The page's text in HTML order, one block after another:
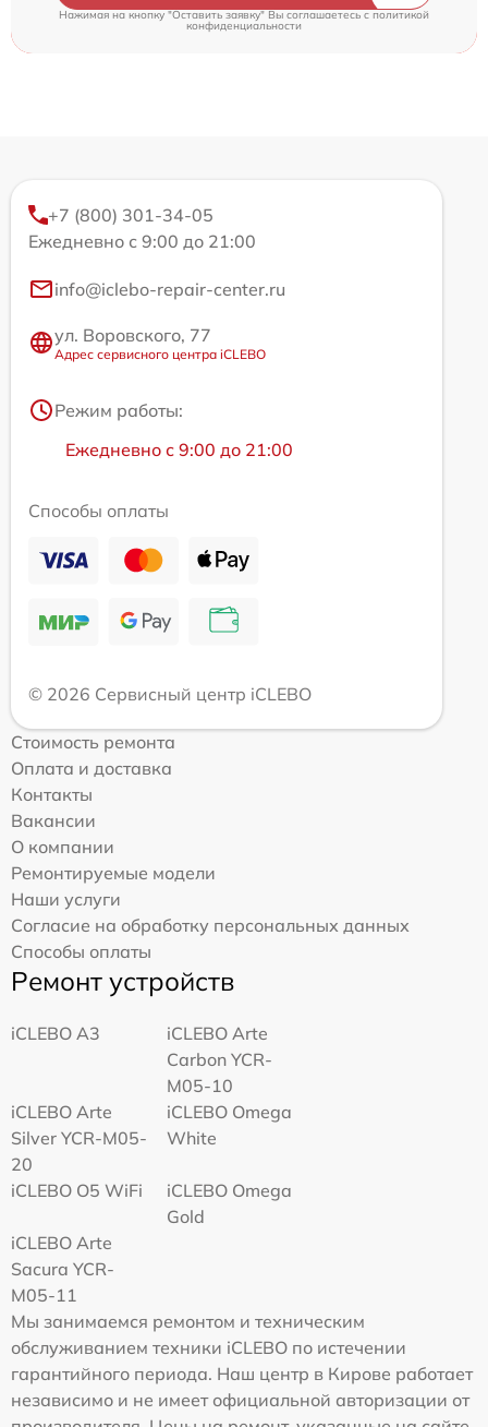
Нажимая на кнопку "Оставить заявку" Вы соглашаетесь cполитикой
конфиденциальности
+7 (800) 301-34-05
Ежедневно с 9:00 до 21:00
info@iclebo-repair-center.ru
ул. Воровского, 77
Адрес сервисного центра iCLEBO
Режим работы:
Ежедневно с 9:00 до 21:00
Способы оплаты
© 2026 Сервисный центр iCLEBO
Стоимость ремонта
Оплата и доставка
Контакты
Вакансии
О компании
Ремонтируемые модели
Наши услуги
Согласие на обработку персональных данных
Способы оплаты
Ремонт устройств
iCLEBO A3
iCLEBO Arte
Carbon YCR-
M05-10
iCLEBO Arte
Silver YCR-M05-
20
iCLEBO Omega
White
iCLEBO O5 WiFi
iCLEBO Omega
Gold
iCLEBO Arte
Sacura YCR-
M05-11
Мы занимаемся ремонтом и техническим
обслуживанием техники iCLEBO по истечении
гарантийного периода. Наш центр в Кирове работает
независимо и не имеет официальной авторизации от